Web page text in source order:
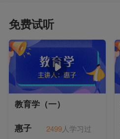
免费试听
教育学（一）
惠子 2499人学习过